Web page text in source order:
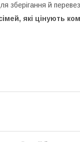
зберігання й
які цінують